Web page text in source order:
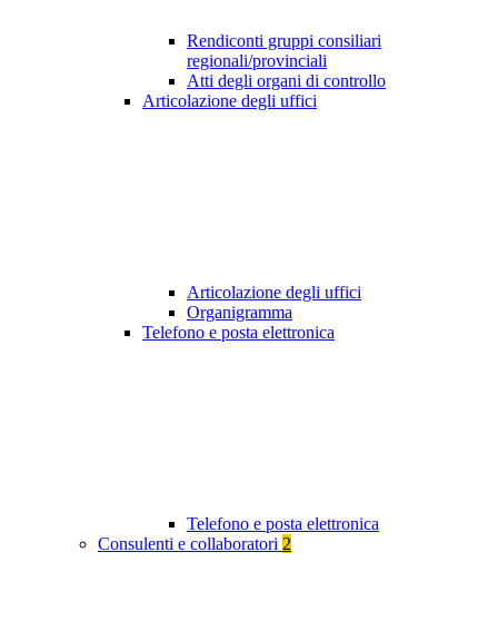
Rendiconti gruppi consiliari
regionali/provinciali
Atti degli organi di controllo
Articolazione degli uffici
Articolazione degli uffici
Organigramma
Telefono e posta elettronica
Telefono e posta elettronica
Consulenti e collaboratori 2